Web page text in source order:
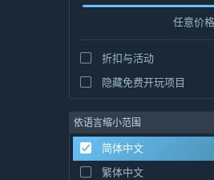
任意价格
折扣与活动
隐藏免费开玩项目
依语言缩小范围
简体中文
繁体中文